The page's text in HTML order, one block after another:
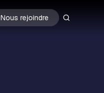
Nous rejoindre